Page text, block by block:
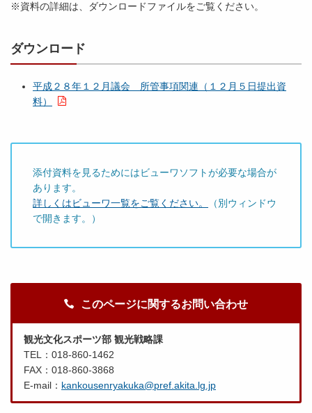
※資料の詳細は、ダウンロードファイルをご覧ください。
ダウンロード
平成２８年１２月議会 所管事項関連（１２月５日提出資
料）
添付資料を見るためにはビューワソフトが必要な場合が
あります。
詳しくはビューワ一覧をご覧ください。
（別ウィンドウ
で開きます。）
このページに関するお問い合わせ
観光文化スポーツ部 観光戦略課
TEL：018-860-1462
FAX：018-860-3868
E-mail： kankousenryakuka@pref.akita.lg.jp